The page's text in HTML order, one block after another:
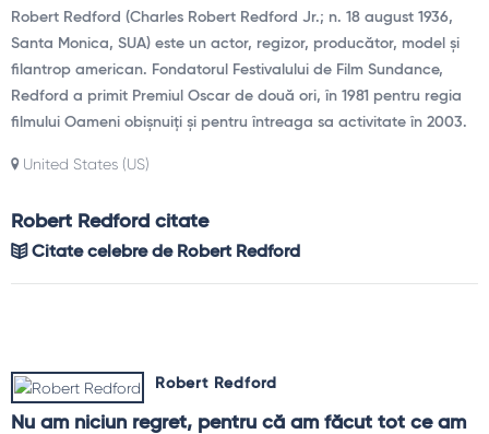
Robert Redford (Charles Robert Redford Jr.; n. 18 august 1936,
Santa Monica, SUA) este un actor, regizor, producător, model și
filantrop american. Fondatorul Festivalului de Film Sundance,
Redford a primit Premiul Oscar de două ori, în 1981 pentru regia
filmului Oameni obișnuiți și pentru întreaga sa activitate în 2003.
United States (US)
Robert Redford citate
Citate celebre de Robert Redford
Robert Redford
Nu am niciun regret, pentru că am făcut tot ce am